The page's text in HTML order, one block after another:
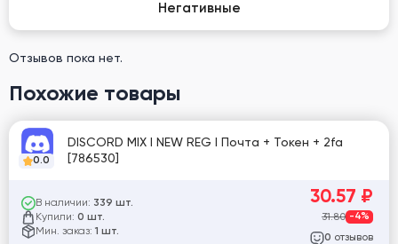
Негативные
Отзывов пока нет.
Похожие товары
0.0
DISCORD MIX I NEW REG I Почта + Токен + 2fa
[786530]
В наличии: 339 шт.
Купили: 0 шт.
Мин. заказ: 1 шт.
30.57 ₽
31.80 -4%
0 отзывов